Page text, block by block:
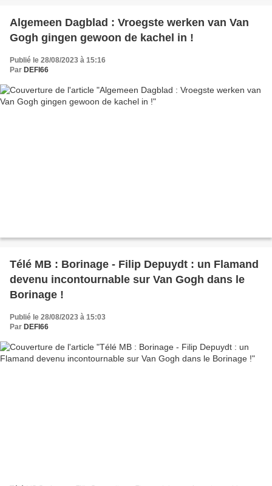
Algemeen Dagblad : Vroegste werken van Van
Gogh gingen gewoon de kachel in !
Publié le 28/08/2023 à 15:16
Par DEFI66
Télé MB : Borinage - Filip Depuydt : un Flamand
devenu incontournable sur Van Gogh dans le
Borinage !
Publié le 28/08/2023 à 15:03
Par DEFI66